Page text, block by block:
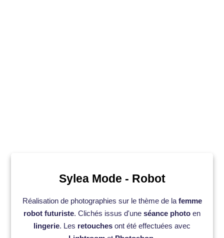
Sylea Mode - Robot
Réalisation de photographies sur le thème de la femme
robot futuriste. Clichés issus d'une séance photo en
lingerie. Les retouches ont été effectuées avec